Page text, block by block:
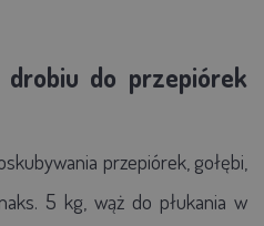
drobiu do przepiórek
przepiórek, gołębi,
5 kg, wąż do płukania w